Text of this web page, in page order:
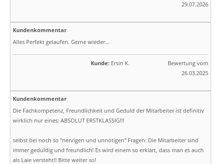
29.07.2026
Kundenkommentar
Alles Perfekt gelaufen. Gerne wieder...
Kunde: Ersin K.
Bewertung vom
26.03.2025
Kundenkommentar
Die Fachkompetenz, Freundlichkeit und Geduld der Mitarbeiter ist definitiv
wirklich nur eines: ABSOLUT ERSTKLASSIG!!!
selbst bei noch so "nervigen und unnötigen" Fragen: Die Mitarbeiter sind
immer geduldig und freundlich! Es wird einem so erklärt, dass man es auch
als Laie versteht!! Bitte weiter so!